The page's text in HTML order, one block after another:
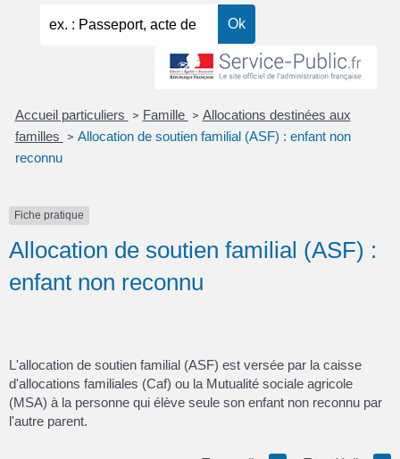
Accueil particuliers > Famille > Allocations destinées aux
familles
> Allocation de soutien familial (ASF) : enfant non
reconnu
Fiche pratique
Allocation de soutien familial (ASF) :
enfant non reconnu
L'allocation de soutien familial (ASF) est versée par la caisse
d'allocations familiales (Caf) ou la Mutualité sociale agricole
(MSA) à la personne qui élève seule son enfant non reconnu par
l'autre parent.